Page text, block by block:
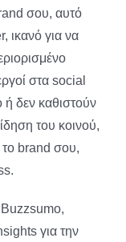
σου, αυτό
ικανό για να
στα social
ή δεν καθιστούν
του κοινού,
το brand σου,
για την